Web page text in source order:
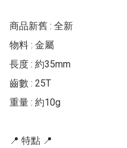
商品新舊 : 全新
物料 : 金屬
長度 : 約35mm
齒數 : 25T
重量 : 約10g
📍 特點 📍